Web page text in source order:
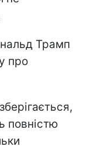
Трамп
про
повністю